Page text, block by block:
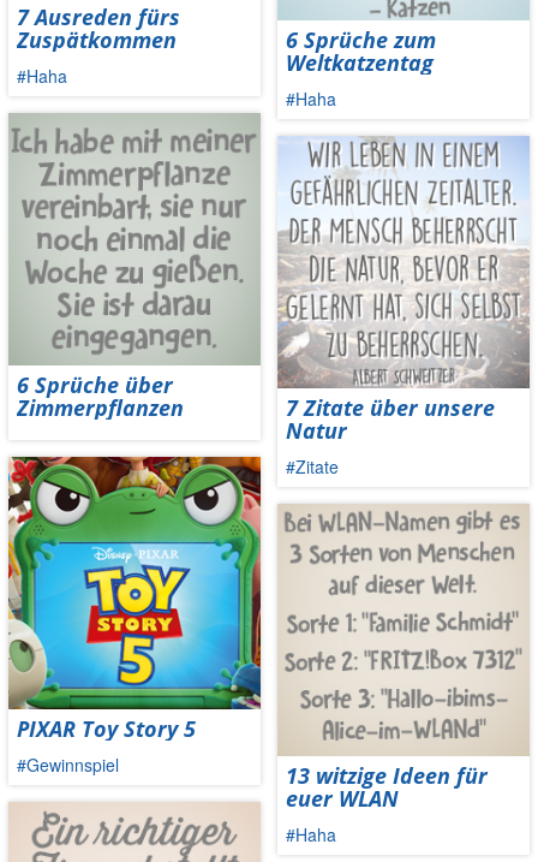
7 Ausreden fürs
Zuspätkommen
#Haha
6 Sprüche über
Zimmerpflanzen
PIXAR Toy Story 5
#Gewinnspiel
6 Sprüche zum
Weltkatzentag
#Haha
7 Zitate über unsere
Natur
#Zitate
13 witzige Ideen für
euer WLAN
#Haha